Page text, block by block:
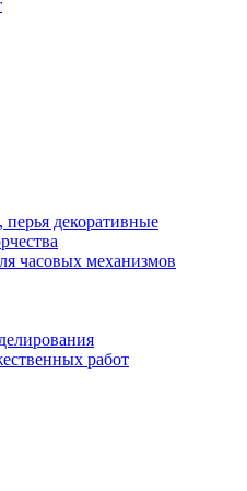
декоративные
часовых механизмов
работ